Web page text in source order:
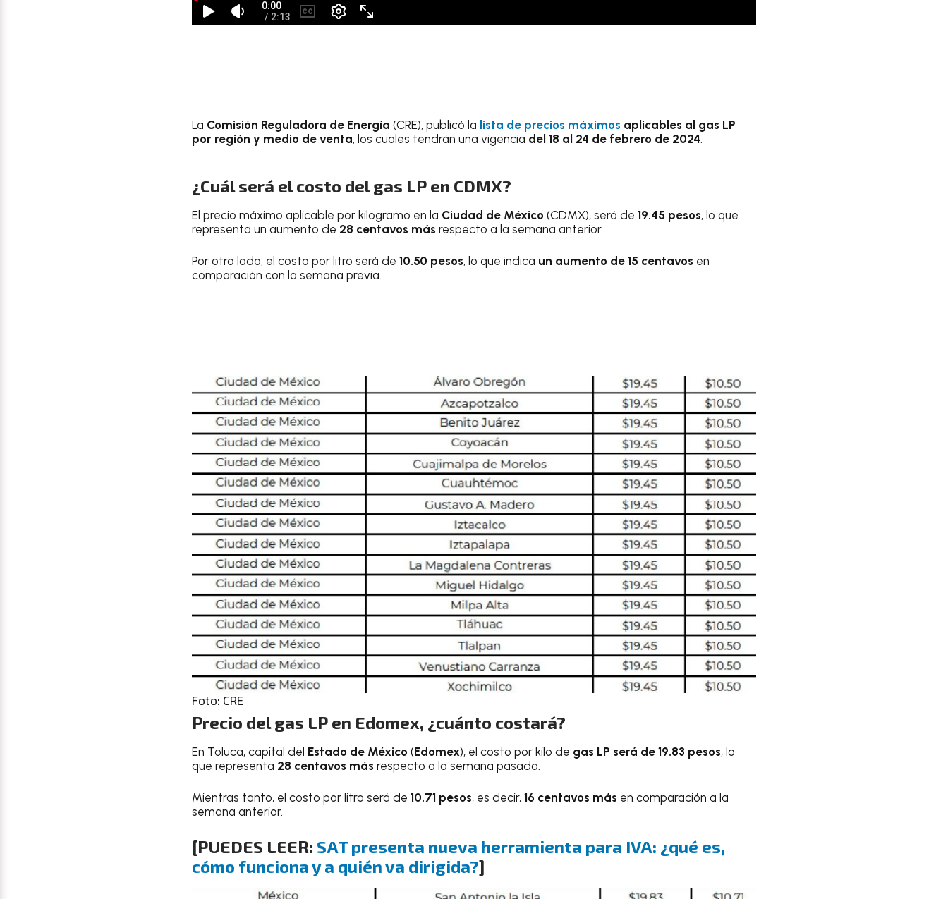
La Comisión Reguladora de Energía (CRE), publicó la lista de precios máximos aplicables al gas LP
por región y medio de venta, los cuales tendrán una vigencia del 18 al 24 de febrero de 2024.
¿Cuál será el costo del gas LP en CDMX?
El precio máximo aplicable por kilogramo en la Ciudad de México (CDMX), será de 19.45 pesos, lo que
representa un aumento de 28 centavos más respecto a la semana anterior
Por otro lado, el costo por litro será de 10.50 pesos, lo que indica un aumento de 15 centavos en
comparación con la semana previa.
Foto: CRE
Precio del gas LP en Edomex, ¿cuánto costará?
En Toluca, capital del Estado de México (Edomex), el costo por kilo de gas LP será de 19.83 pesos, lo
que representa 28 centavos más respecto a la semana pasada.
Mientras tanto, el costo por litro será de 10.71 pesos, es decir, 16 centavos más en comparación a la
semana anterior.
[PUEDES LEER: SAT presenta nueva herramienta para IVA: ¿qué es,
cómo funciona y a quién va dirigida?]